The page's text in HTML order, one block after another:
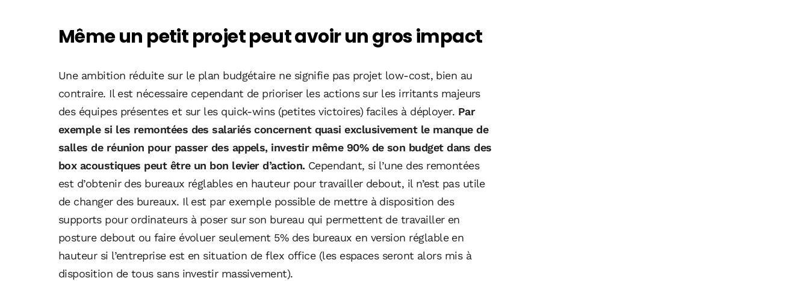
Même un petit projet peut avoir un gros impact
Une ambition réduite sur le plan budgétaire ne signifie pas projet low-cost, bien au
contraire. Il est nécessaire cependant de prioriser les actions sur les irritants majeurs
des équipes présentes et sur les quick-wins (petites victoires) faciles à déployer. Par
exemple si les remontées des salariés concernent quasi exclusivement le manque de
salles de réunion pour passer des appels, investir même 90% de son budget dans des
box acoustiques peut être un bon levier d’action. Cependant, si l’une des remontées
est d’obtenir des bureaux réglables en hauteur pour travailler debout, il n’est pas utile
de changer des bureaux. Il est par exemple possible de mettre à disposition des
supports pour ordinateurs à poser sur son bureau qui permettent de travailler en
posture debout ou faire évoluer seulement 5% des bureaux en version réglable en
hauteur si l’entreprise est en situation de flex office (les espaces seront alors mis à
disposition de tous sans investir massivement).